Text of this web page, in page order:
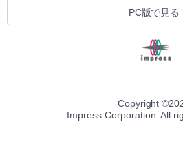
PC版で見る
Copyright ©
Impress Corporation. All